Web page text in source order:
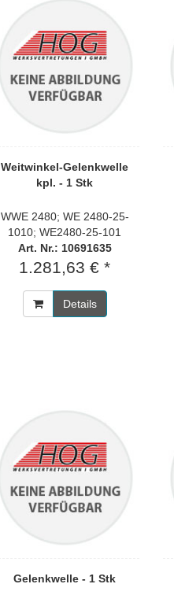
Weitwinkel-Gelenkwelle
kpl. - 1 Stk
WWE 2480; WE 2480-25-
1010; WE2480-25-101
Art. Nr.: 10691635
1.281,63 € *
Details
Gelenkwelle - 1 Stk